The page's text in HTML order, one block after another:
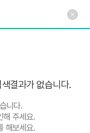
결과가 없습니다.
니다.
해 주세요.
해보세요.